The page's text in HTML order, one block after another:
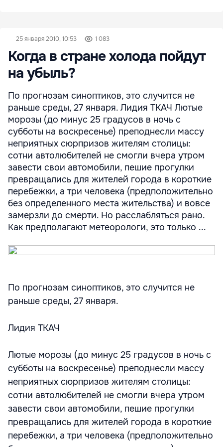
25 января 2010, 10:53 1 083
Когда в стране холода пойдут
на убыль?
По прогнозам синоптиков, это случится не
раньше среды, 27 января. Лидия ТКАЧ Лютые
морозы (до минус 25 градусов в ночь с
субботы на воскресенье) преподнесли массу
неприятных сюрпризов жителям столицы:
сотни автолюбителей не смогли вчера утром
завести свои автомобили, пешие прогулки
превращались для жителей города в короткие
перебежки, а три человека (предположительно
без определенного места жительства) и вовсе
замерзли до смерти. Но расслабляться рано.
Как предполагают метеорологи, это только ...
По прогнозам синоптиков, это случится не
раньше среды, 27 января.
Лидия ТКАЧ
Лютые морозы (до минус 25 градусов в ночь с
субботы на воскресенье) преподнесли массу
неприятных сюрпризов жителям столицы:
сотни автолюбителей не смогли вчера утром
завести свои автомобили, пешие прогулки
превращались для жителей города в короткие
перебежки, а три человека (предположительно